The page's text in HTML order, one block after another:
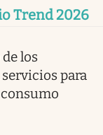
Trend 2026
los
para